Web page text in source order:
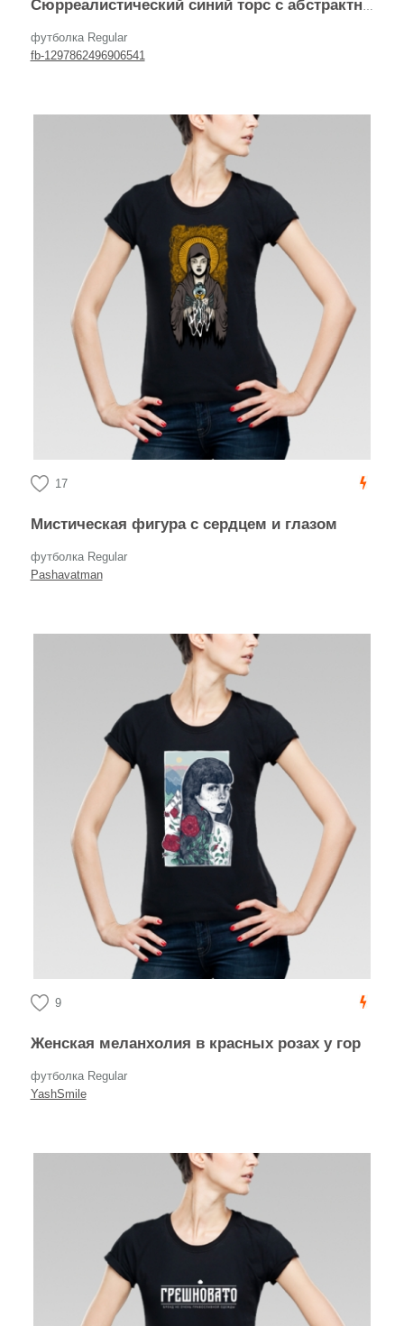
Сюрреалистический синий торс с абстрактной фигурой
футболка Regular
fb-1297862496906541
17
Мистическая фигура с сердцем и глазом
футболка Regular
Pashavatman
9
Женская меланхолия в красных розах у гор
футболка Regular
YashSmile